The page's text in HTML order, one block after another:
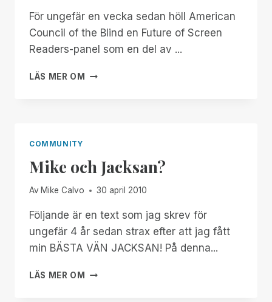
För ungefär en vecka sedan höll American
Council of the Blind en Future of Screen
Readers-panel som en del av ...
LÄS MER OM
VAD
COMMUNITY
Mike och Jacksan?
Av Mike Calvo 30 april 2010
Följande är en text som jag skrev för
ungefär 4 år sedan strax efter att jag fått
min BÄSTA VÄN JACKSAN! På denna...
LÄS MER OM
MIKE